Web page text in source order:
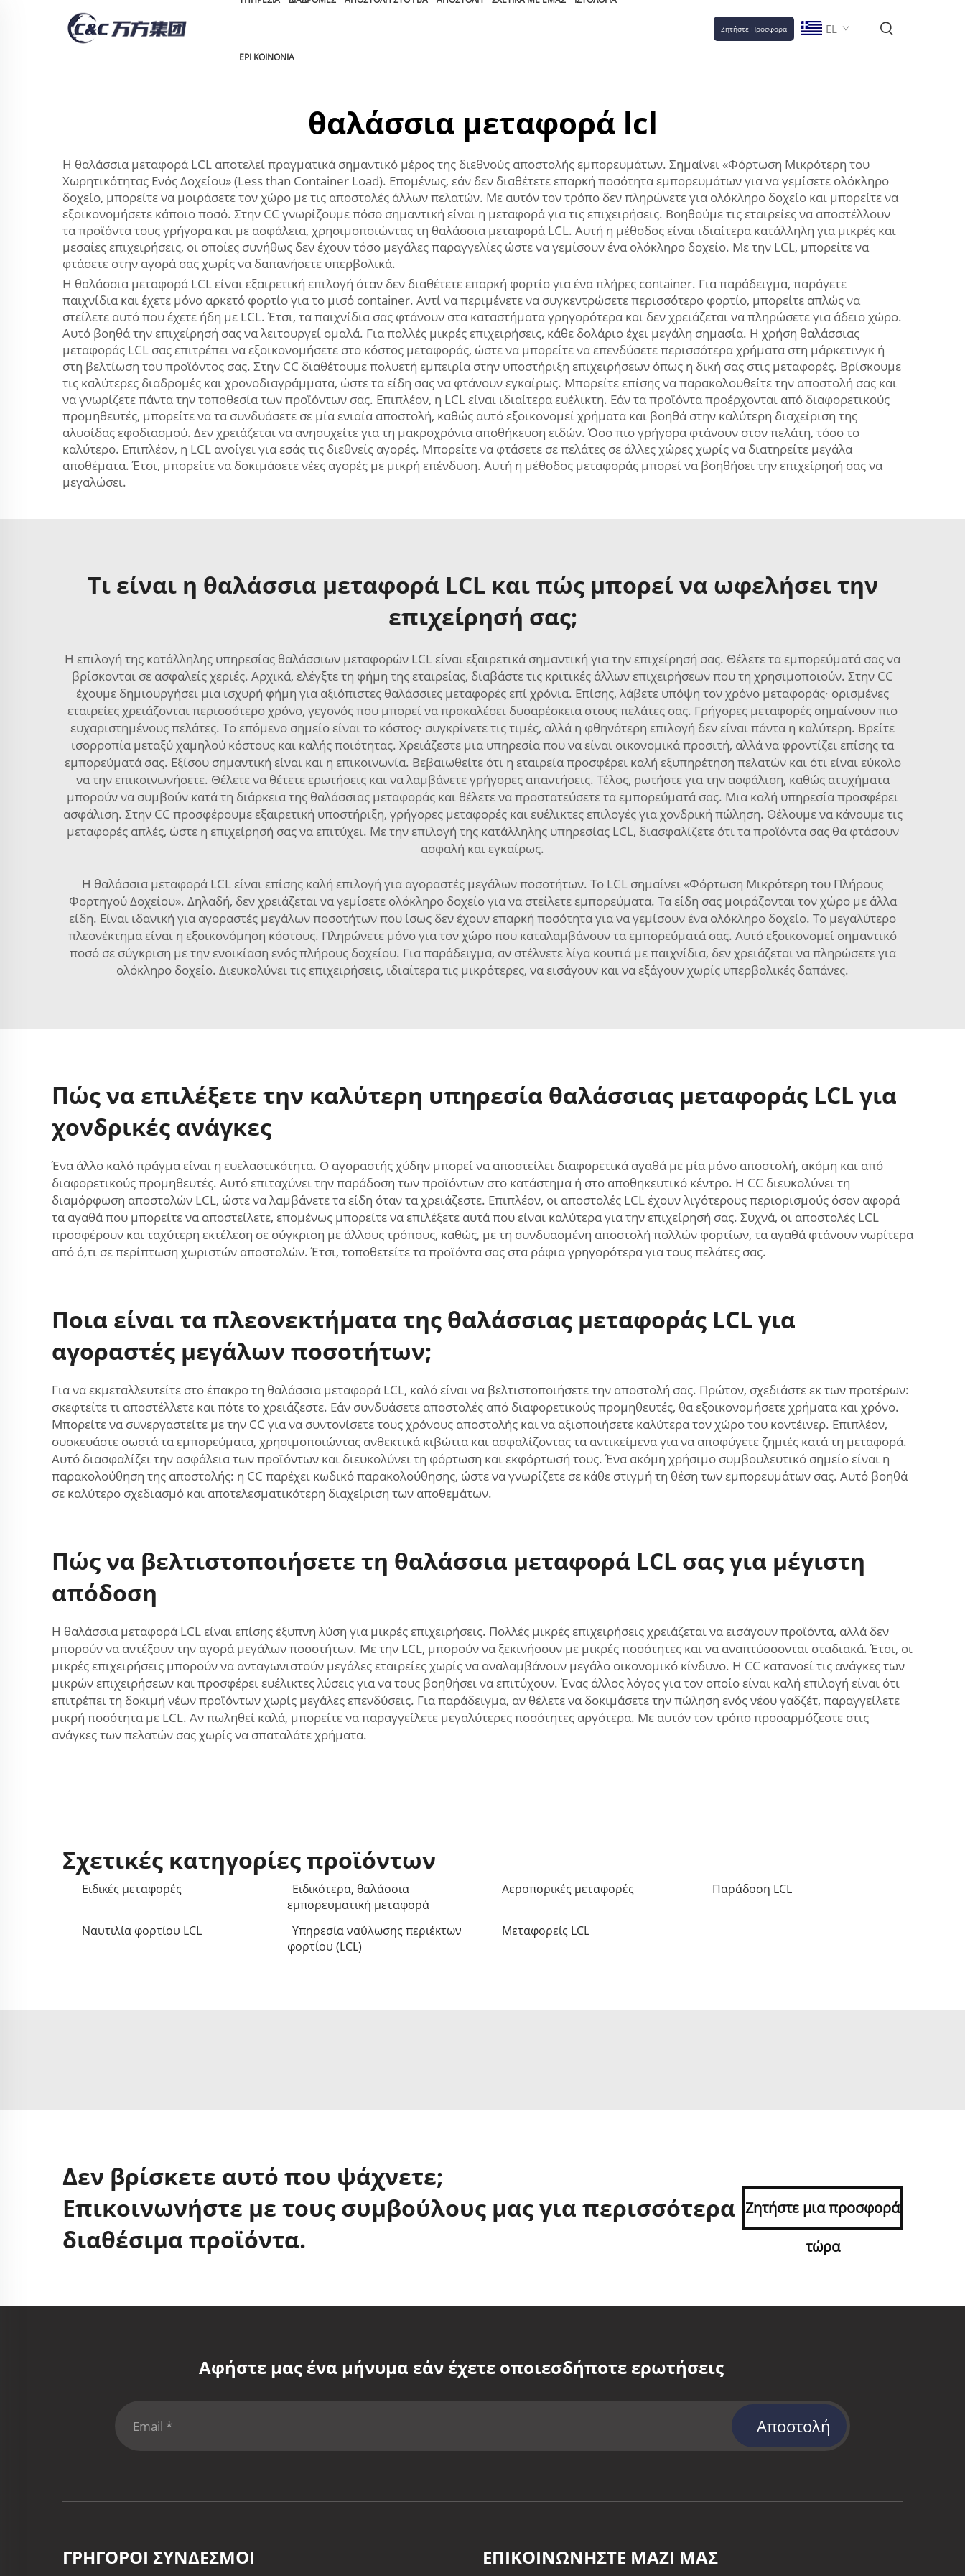
EPI KOINONIA
Ζητήστε Προσφορά EL
θαλάσσια μεταφορά lcl
Η θαλάσσια μεταφορά LCL αποτελεί πραγματικά σημαντικό μέρος της διεθνούς αποστολής εμπορευμάτων. Σημαίνει «Φόρτωση Μικρότερη του
Χωρητικότητας Ενός Δοχείου» (Less than Container Load). Επομένως, εάν δεν διαθέτετε επαρκή ποσότητα εμπορευμάτων για να γεμίσετε ολόκληρο
δοχείο, μπορείτε να μοιράσετε τον χώρο με τις αποστολές άλλων πελατών. Με αυτόν τον τρόπο δεν πληρώνετε για ολόκληρο δοχείο και μπορείτε να
εξοικονομήσετε κάποιο ποσό. Στην CC γνωρίζουμε πόσο σημαντική είναι η μεταφορά για τις επιχειρήσεις. Βοηθούμε τις εταιρείες να αποστέλλουν
τα προϊόντα τους γρήγορα και με ασφάλεια, χρησιμοποιώντας τη θαλάσσια μεταφορά LCL. Αυτή η μέθοδος είναι ιδιαίτερα κατάλληλη για μικρές και
μεσαίες επιχειρήσεις, οι οποίες συνήθως δεν έχουν τόσο μεγάλες παραγγελίες ώστε να γεμίσουν ένα ολόκληρο δοχείο. Με την LCL, μπορείτε να
φτάσετε στην αγορά σας χωρίς να δαπανήσετε υπερβολικά.
Η θαλάσσια μεταφορά LCL είναι εξαιρετική επιλογή όταν δεν διαθέτετε επαρκή φορτίο για ένα πλήρες container. Για παράδειγμα, παράγετε
παιχνίδια και έχετε μόνο αρκετό φορτίο για το μισό container. Αντί να περιμένετε να συγκεντρώσετε περισσότερο φορτίο, μπορείτε απλώς να
στείλετε αυτό που έχετε ήδη με LCL. Έτσι, τα παιχνίδια σας φτάνουν στα καταστήματα γρηγορότερα και δεν χρειάζεται να πληρώσετε για άδειο χώρο.
Αυτό βοηθά την επιχείρησή σας να λειτουργεί ομαλά. Για πολλές μικρές επιχειρήσεις, κάθε δολάριο έχει μεγάλη σημασία. Η χρήση θαλάσσιας
μεταφοράς LCL σας επιτρέπει να εξοικονομήσετε στο κόστος μεταφοράς, ώστε να μπορείτε να επενδύσετε περισσότερα χρήματα στη μάρκετινγκ ή
στη βελτίωση του προϊόντος σας. Στην CC διαθέτουμε πολυετή εμπειρία στην υποστήριξη επιχειρήσεων όπως η δική σας στις μεταφορές. Βρίσκουμε
τις καλύτερες διαδρομές και χρονοδιαγράμματα, ώστε τα είδη σας να φτάνουν εγκαίρως. Μπορείτε επίσης να παρακολουθείτε την αποστολή σας και
να γνωρίζετε πάντα την τοποθεσία των προϊόντων σας. Επιπλέον, η LCL είναι ιδιαίτερα ευέλικτη. Εάν τα προϊόντα προέρχονται από διαφορετικούς
προμηθευτές, μπορείτε να τα συνδυάσετε σε μία ενιαία αποστολή, καθώς αυτό εξοικονομεί χρήματα και βοηθά στην καλύτερη διαχείριση της
αλυσίδας εφοδιασμού. Δεν χρειάζεται να ανησυχείτε για τη μακροχρόνια αποθήκευση ειδών. Όσο πιο γρήγορα φτάνουν στον πελάτη, τόσο το
καλύτερο. Επιπλέον, η LCL ανοίγει για εσάς τις διεθνείς αγορές. Μπορείτε να φτάσετε σε πελάτες σε άλλες χώρες χωρίς να διατηρείτε μεγάλα
αποθέματα. Έτσι, μπορείτε να δοκιμάσετε νέες αγορές με μικρή επένδυση. Αυτή η μέθοδος μεταφοράς μπορεί να βοηθήσει την επιχείρησή σας να
μεγαλώσει.
Τι είναι η θαλάσσια μεταφορά LCL και πώς μπορεί να ωφελήσει την
επιχείρησή σας;
Η επιλογή της κατάλληλης υπηρεσίας θαλάσσιων μεταφορών LCL είναι εξαιρετικά σημαντική για την επιχείρησή σας. Θέλετε τα εμπορεύματά σας να
βρίσκονται σε ασφαλείς χεριές. Αρχικά, ελέγξτε τη φήμη της εταιρείας, διαβάστε τις κριτικές άλλων επιχειρήσεων που τη χρησιμοποιούν. Στην CC
έχουμε δημιουργήσει μια ισχυρή φήμη για αξιόπιστες θαλάσσιες μεταφορές επί χρόνια. Επίσης, λάβετε υπόψη τον χρόνο μεταφοράς· ορισμένες
εταιρείες χρειάζονται περισσότερο χρόνο, γεγονός που μπορεί να προκαλέσει δυσαρέσκεια στους πελάτες σας. Γρήγορες μεταφορές σημαίνουν πιο
ευχαριστημένους πελάτες. Το επόμενο σημείο είναι το κόστος· συγκρίνετε τις τιμές, αλλά η φθηνότερη επιλογή δεν είναι πάντα η καλύτερη. Βρείτε
ισορροπία μεταξύ χαμηλού κόστους και καλής ποιότητας. Χρειάζεστε μια υπηρεσία που να είναι οικονομικά προσιτή, αλλά να φροντίζει επίσης τα
εμπορεύματά σας. Εξίσου σημαντική είναι και η επικοινωνία. Βεβαιωθείτε ότι η εταιρεία προσφέρει καλή εξυπηρέτηση πελατών και ότι είναι εύκολο
να την επικοινωνήσετε. Θέλετε να θέτετε ερωτήσεις και να λαμβάνετε γρήγορες απαντήσεις. Τέλος, ρωτήστε για την ασφάλιση, καθώς ατυχήματα
μπορούν να συμβούν κατά τη διάρκεια της θαλάσσιας μεταφοράς και θέλετε να προστατεύσετε τα εμπορεύματά σας. Μια καλή υπηρεσία προσφέρει
ασφάλιση. Στην CC προσφέρουμε εξαιρετική υποστήριξη, γρήγορες μεταφορές και ευέλικτες επιλογές για χονδρική πώληση. Θέλουμε να κάνουμε τις
μεταφορές απλές, ώστε η επιχείρησή σας να επιτύχει. Με την επιλογή της κατάλληλης υπηρεσίας LCL, διασφαλίζετε ότι τα προϊόντα σας θα φτάσουν
ασφαλή και εγκαίρως.
Η θαλάσσια μεταφορά LCL είναι επίσης καλή επιλογή για αγοραστές μεγάλων ποσοτήτων. Το LCL σημαίνει «Φόρτωση Μικρότερη του Πλήρους
Φορτηγού Δοχείου». Δηλαδή, δεν χρειάζεται να γεμίσετε ολόκληρο δοχείο για να στείλετε εμπορεύματα. Τα είδη σας μοιράζονται τον χώρο με άλλα
είδη. Είναι ιδανική για αγοραστές μεγάλων ποσοτήτων που ίσως δεν έχουν επαρκή ποσότητα για να γεμίσουν ένα ολόκληρο δοχείο. Το μεγαλύτερο
πλεονέκτημα είναι η εξοικονόμηση κόστους. Πληρώνετε μόνο για τον χώρο που καταλαμβάνουν τα εμπορεύματά σας. Αυτό εξοικονομεί σημαντικό
ποσό σε σύγκριση με την ενοικίαση ενός πλήρους δοχείου. Για παράδειγμα, αν στέλνετε λίγα κουτιά με παιχνίδια, δεν χρειάζεται να πληρώσετε για
ολόκληρο δοχείο. Διευκολύνει τις επιχειρήσεις, ιδιαίτερα τις μικρότερες, να εισάγουν και να εξάγουν χωρίς υπερβολικές δαπάνες.
Πώς να επιλέξετε την καλύτερη υπηρεσία θαλάσσιας μεταφοράς LCL για
χονδρικές ανάγκες
Ένα άλλο καλό πράγμα είναι η ευελαστικότητα. Ο αγοραστής χύδην μπορεί να αποστείλει διαφορετικά αγαθά με μία μόνο αποστολή, ακόμη και από
διαφορετικούς προμηθευτές. Αυτό επιταχύνει την παράδοση των προϊόντων στο κατάστημα ή στο αποθηκευτικό κέντρο. Η CC διευκολύνει τη
διαμόρφωση αποστολών LCL, ώστε να λαμβάνετε τα είδη όταν τα χρειάζεστε. Επιπλέον, οι αποστολές LCL έχουν λιγότερους περιορισμούς όσον αφορά
τα αγαθά που μπορείτε να αποστείλετε, επομένως μπορείτε να επιλέξετε αυτά που είναι καλύτερα για την επιχείρησή σας. Συχνά, οι αποστολές LCL
προσφέρουν και ταχύτερη εκτέλεση σε σύγκριση με άλλους τρόπους, καθώς, με τη συνδυασμένη αποστολή πολλών φορτίων, τα αγαθά φτάνουν νωρίτερα
από ό,τι σε περίπτωση χωριστών αποστολών. Έτσι, τοποθετείτε τα προϊόντα σας στα ράφια γρηγορότερα για τους πελάτες σας.
Ποια είναι τα πλεονεκτήματα της θαλάσσιας μεταφοράς LCL για
αγοραστές μεγάλων ποσοτήτων;
Για να εκμεταλλευτείτε στο έπακρο τη θαλάσσια μεταφορά LCL, καλό είναι να βελτιστοποιήσετε την αποστολή σας. Πρώτον, σχεδιάστε εκ των προτέρων:
σκεφτείτε τι αποστέλλετε και πότε το χρειάζεστε. Εάν συνδυάσετε αποστολές από διαφορετικούς προμηθευτές, θα εξοικονομήσετε χρήματα και χρόνο.
Μπορείτε να συνεργαστείτε με την CC για να συντονίσετε τους χρόνους αποστολής και να αξιοποιήσετε καλύτερα τον χώρο του κοντέινερ. Επιπλέον,
συσκευάστε σωστά τα εμπορεύματα, χρησιμοποιώντας ανθεκτικά κιβώτια και ασφαλίζοντας τα αντικείμενα για να αποφύγετε ζημιές κατά τη μεταφορά.
Αυτό διασφαλίζει την ασφάλεια των προϊόντων και διευκολύνει τη φόρτωση και εκφόρτωσή τους. Ένα ακόμη χρήσιμο συμβουλευτικό σημείο είναι η
παρακολούθηση της αποστολής: η CC παρέχει κωδικό παρακολούθησης, ώστε να γνωρίζετε σε κάθε στιγμή τη θέση των εμπορευμάτων σας. Αυτό βοηθά
σε καλύτερο σχεδιασμό και αποτελεσματικότερη διαχείριση των αποθεμάτων.
Πώς να βελτιστοποιήσετε τη θαλάσσια μεταφορά LCL σας για μέγιστη
απόδοση
Η θαλάσσια μεταφορά LCL είναι επίσης έξυπνη λύση για μικρές επιχειρήσεις. Πολλές μικρές επιχειρήσεις χρειάζεται να εισάγουν προϊόντα, αλλά δεν
μπορούν να αντέξουν την αγορά μεγάλων ποσοτήτων. Με την LCL, μπορούν να ξεκινήσουν με μικρές ποσότητες και να αναπτύσσονται σταδιακά. Έτσι, οι
μικρές επιχειρήσεις μπορούν να ανταγωνιστούν μεγάλες εταιρείες χωρίς να αναλαμβάνουν μεγάλο οικονομικό κίνδυνο. Η CC κατανοεί τις ανάγκες των
μικρών επιχειρήσεων και προσφέρει ευέλικτες λύσεις για να τους βοηθήσει να επιτύχουν. Ένας άλλος λόγος για τον οποίο είναι καλή επιλογή είναι ότι
επιτρέπει τη δοκιμή νέων προϊόντων χωρίς μεγάλες επενδύσεις. Για παράδειγμα, αν θέλετε να δοκιμάσετε την πώληση ενός νέου γαδζέτ, παραγγείλετε
μικρή ποσότητα με LCL. Αν πωληθεί καλά, μπορείτε να παραγγείλετε μεγαλύτερες ποσότητες αργότερα. Με αυτόν τον τρόπο προσαρμόζεστε στις
ανάγκες των πελατών σας χωρίς να σπαταλάτε χρήματα.
Σχετικές κατηγορίες προϊόντων
Ειδικές μεταφορές
Ειδικότερα, θαλάσσια
εμπορευματική μεταφορά
Αεροπορικές μεταφορές Παράδοση LCL
Ναυτιλία φορτίου LCL
Υπηρεσία ναύλωσης περιέκτων
φορτίου (LCL)
Μεταφορείς LCL
Δεν βρίσκετε αυτό που ψάχνετε;
Επικοινωνήστε με τους συμβούλους μας για περισσότερα
διαθέσιμα προϊόντα.
Ζητήστε μια προσφορά
τώρα
Αφήστε μας ένα μήνυμα εάν έχετε οποιεσδήποτε ερωτήσεις
Αποστολή
ΓΡΉΓΟΡΟΙ ΣΎΝΔΕΣΜΟΙ ΕΠΙΚΟΙΝΩΝΉΣΤΕ ΜΑΖΊ ΜΑΣ